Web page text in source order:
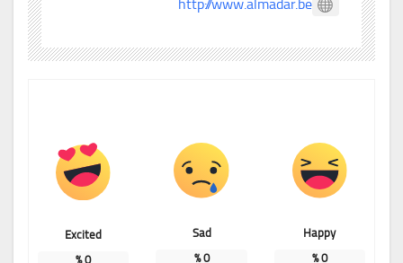
Happy
0
%
Sad
0
%
Excited